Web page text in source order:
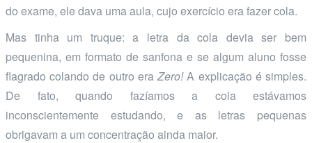
do exame, ele dava uma aula, cujo exercício era fazer cola.
Mas tinha um truque: a letra da cola devia ser bem
pequenina, em formato de sanfona e se algum aluno fosse
flagrado colando de outro eraZero!A explicação é simples.
De fato, quando fazíamos a cola estávamos
inconscientemente estudando, e as letras pequenas
obrigavam a um concentração ainda maior.